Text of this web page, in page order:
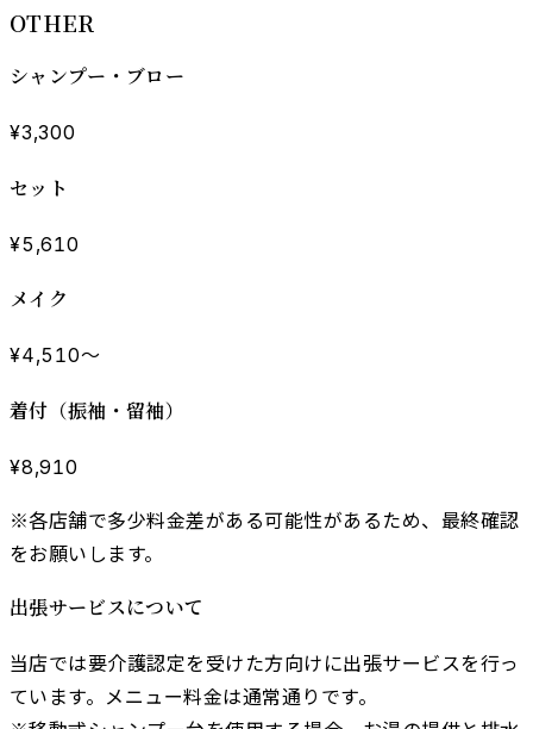
OTHER
シャンプー・ブロー
¥3,300
セット
¥5,610
メイク
¥4,510〜
着付（振袖・留袖）
¥8,910
※各店舗で多少料金差がある可能性があるため、最終確認
をお願いします。
出張サービスについて
当店では要介護認定を受けた方向けに出張サービスを行っ
ています。メニュー料金は通常通りです。